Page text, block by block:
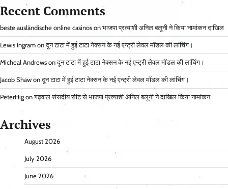
Recent Comments
beste ausländische online casinos on भाजपा प्रत्याशी अनिल बलूनी ने किया नामांकन दाखिल
Lewis Ingram onदून टाटा में हुई टाटा नेक्सन के नई एन्ट्री लेवल मॉडल की लांचिंग।
Micheal Andrews onदून टाटा में हुई टाटा नेक्सन के नई एन्ट्री लेवल मॉडल की लांचिंग।
Jacob Shaw onदून टाटा में हुई टाटा नेक्सन के नई एन्ट्री लेवल मॉडल की लांचिंग।
PeterHig onगढ़वाल संसदीय सीट से भाजपा प्रत्याशी अनिल बलूनी ने दाखिल किया नामांकन
Archives
August 2026
July 2026
June 2026